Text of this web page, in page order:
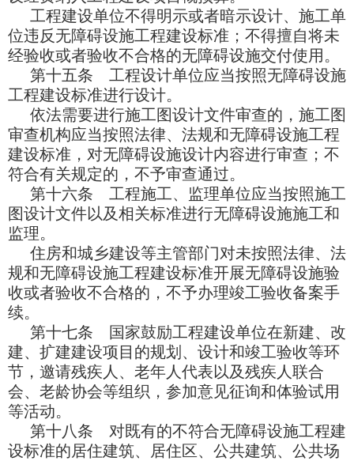
工程建设单位不得明示或者暗示设计、施工单
位违反无障碍设施工程建设标准；不得擅自将未
经验收或者验收不合格的无障碍设施交付使用。
第十五条 工程设计单位应当按照无障碍设施
工程建设标准进行设计。
依法需要进行施工图设计文件审查的，施工图
审查机构应当按照法律、法规和无障碍设施工程
建设标准，对无障碍设施设计内容进行审查；不
符合有关规定的，不予审查通过。
第十六条 工程施工、监理单位应当按照施工
图设计文件以及相关标准进行无障碍设施施工和
监理。
住房和城乡建设等主管部门对未按照法律、法
规和无障碍设施工程建设标准开展无障碍设施验
收或者验收不合格的，不予办理竣工验收备案手
续。
第十七条 国家鼓励工程建设单位在新建、改
建、扩建建设项目的规划、设计和竣工验收等环
节，邀请残疾人、老年人代表以及残疾人联合
会、老龄协会等组织，参加意见征询和体验试用
等活动。
第十八条 对既有的不符合无障碍设施工程建
设标准的居住建筑、居住区、公共建筑、公共场